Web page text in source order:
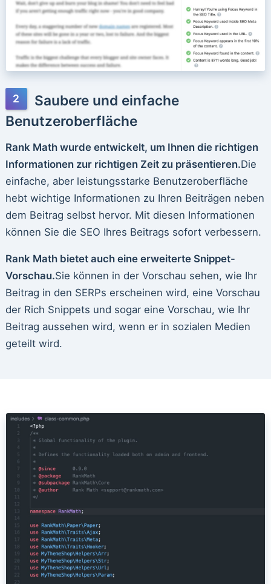
Saubere und einfache
Benutzeroberfläche
Rank Math wurde entwickelt, um Ihnen die richtigen
Informationen zur richtigen Zeit zu präsentieren.Die
einfache, aber leistungsstarke Benutzeroberfläche
hebt wichtige Informationen zu Ihren Beiträgen neben
dem Beitrag selbst hervor. Mit diesen Informationen
können Sie die SEO Ihres Beitrags sofort verbessern.
Rank Math bietet auch eine erweiterte Snippet-
Vorschau.Sie können in der Vorschau sehen, wie Ihr
Beitrag in den SERPs erscheinen wird, eine Vorschau
der Rich Snippets und sogar eine Vorschau, wie Ihr
Beitrag aussehen wird, wenn er in sozialen Medien
geteilt wird.